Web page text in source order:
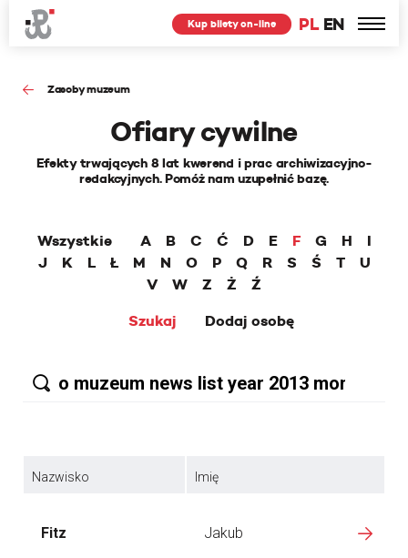
PL EN
Kup bilety on-line
Zasoby muzeum
Ofiary cywilne
Efekty trwających 8 lat kwerend i prac archiwizacyjno-
redakcyjnych. Pomóż nam uzupełnić bazę.
Wszystkie A B C Ć D E F G H
I
J
K L Ł M N O P Q R S Ś T
U
V
W Z Ż
Ź
Szukaj
Dodaj osobę
Nazwisko Imię
Fitz Jakub